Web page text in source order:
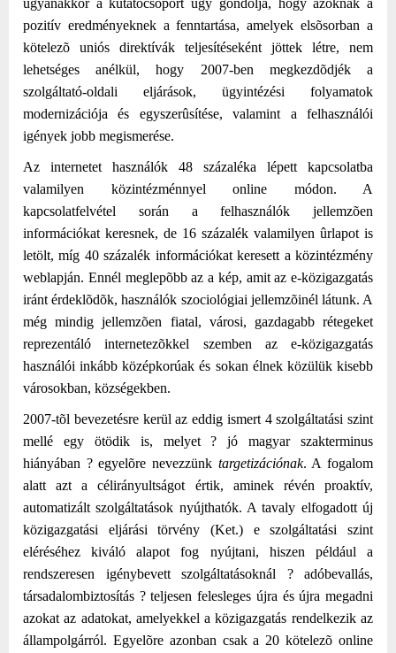
ugyanakkor a kutatócsoport úgy gondolja, hogy azoknak a
pozitív eredményeknek a fenntartása, amelyek elsõsorban a
kötelezõ uniós direktívák teljesítéseként jöttek létre, nem
lehetséges anélkül, hogy 2007-ben megkezdõdjék a
szolgáltató-oldali eljárások, ügyintézési folyamatok
modernizációja és egyszerûsítése, valamint a felhasználói
igények jobb megismerése.
Az internetet használók 48 százaléka lépett kapcsolatba
valamilyen közintézménnyel online módon. A
kapcsolatfelvétel során a felhasználók jellemzõen
információkat keresnek, de 16 százalék valamilyen ûrlapot is
letölt, míg 40 százalék információkat keresett a közintézmény
weblapján. Ennél meglepõbb az a kép, amit az e-közigazgatás
iránt érdeklõdõk, használók szociológiai jellemzõinél látunk. A
még mindig jellemzõen fiatal, városi, gazdagabb rétegeket
reprezentáló internetezõkkel szemben az e-közigazgatás
használói inkább középkorúak és sokan élnek közülük kisebb
városokban, községekben.
2007-tõl bevezetésre kerül az eddig ismert 4 szolgáltatási szint
mellé egy ötödik is, melyet ? jó magyar szakterminus
hiányában ? egyelõre nevezzünk targetizációnak. A fogalom
alatt azt a célirányultságot értik, aminek révén proaktív,
automatizált szolgáltatások nyújthatók. A tavaly elfogadott új
közigazgatási eljárási törvény (Ket.) e szolgáltatási szint
eléréséhez kiváló alapot fog nyújtani, hiszen például a
rendszeresen igénybevett szolgáltatásoknál ? adóbevallás,
társadalombiztosítás ? teljesen felesleges újra és újra megadni
azokat az adatokat, amelyekkel a közigazgatás rendelkezik az
állampolgárról. Egyelõre azonban csak a 20 kötelezõ online